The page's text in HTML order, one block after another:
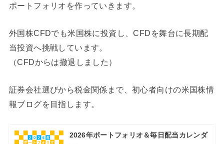
ポートフォリオを作っていきます。
外国株CFDでも米国株に投資し、CFDを舞台に長期配
当投資へ挑戦しています。
（CFDからは撤退しました）
証券会社選びから税金関係まで、初心者向けの米国株情
報ブログを目指します。
2026年ポートフォリオ＆毎日配当カレンダ